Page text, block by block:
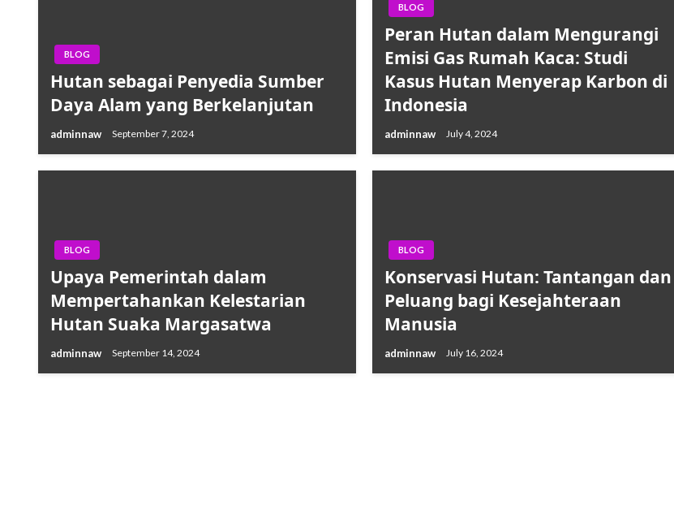
BLOG
Hutan sebagai Penyedia Sumber
Daya Alam yang Berkelanjutan
adminnaw September 7, 2024
BLOG
Peran Hutan dalam Mengurangi
Emisi Gas Rumah Kaca: Studi
Kasus Hutan Menyerap Karbon di
Indonesia
adminnaw July 4, 2024
BLOG
Upaya Pemerintah dalam
Mempertahankan Kelestarian
Hutan Suaka Margasatwa
adminnaw September 14, 2024
BLOG
Konservasi Hutan: Tantangan dan
Peluang bagi Kesejahteraan
Manusia
adminnaw July 16, 2024